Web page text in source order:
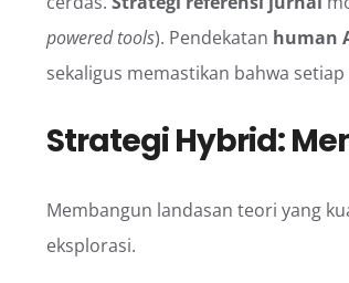
powered tools). Pendekatan human
sekaligus memastikan bahwa
Strategi Hybrid:
Membangun landasan teori yang
eksplorasi.